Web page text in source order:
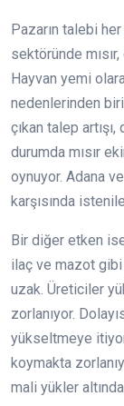
Pazarın talebi
sektöründe
Hayvan yemi
nedenlerinden
çıkan talep
durumda mısır
oynuyor. Adana
karşısında
Bir diğer etken
ilaç ve mazot
uzak. Üreticiler
zorlanıyor.
yükseltmeye
koymakta
mali yükler